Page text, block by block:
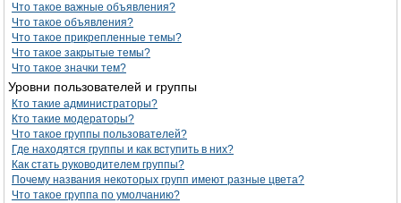
Что такое важные объявления?
Что такое объявления?
Что такое прикрепленные темы?
Что такое закрытые темы?
Что такое значки тем?
Уровни пользователей и группы
Кто такие администраторы?
Кто такие модераторы?
Что такое группы пользователей?
Где находятся группы и как вступить в них?
Как стать руководителем группы?
Почему названия некоторых групп имеют разные цвета?
Что такое группа по умолчанию?